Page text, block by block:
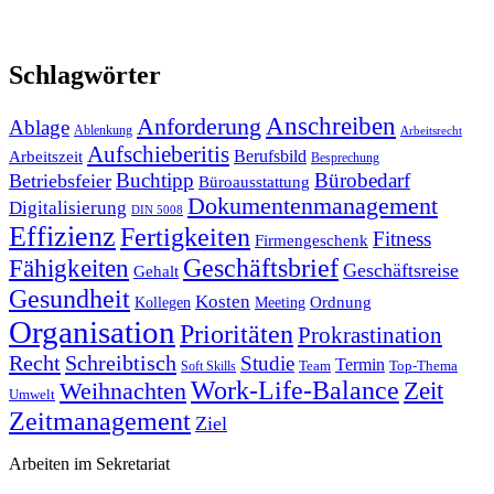
Schlagwörter
Ablage Ablenkung Anforderung Anschreiben Arbeitsrecht
Arbeitszeit Aufschieberitis Berufsbild Besprechung
Betriebsfeier Buchtipp Büroausstattung Bürobedarf
Digitalisierung DIN 5008 Dokumentenmanagement
EffizienzFertigkeiten Firmengeschenk Fitness
Fähigkeiten Gehalt Geschäftsbrief Geschäftsreise
Gesundheit Kollegen Kosten Meeting Ordnung
Organisation Prioritäten Prokrastination
Recht Schreibtisch Soft Skills Studie Team Termin Top-Thema
Umwelt Weihnachten Work-Life-Balance Zeit
Zeitmanagement Ziel
Arbeiten im Sekretariat